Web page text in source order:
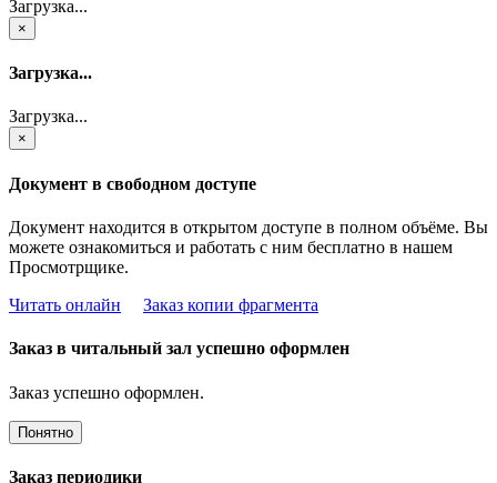
Загрузка...
×
Загрузка...
Загрузка...
×
Документ в свободном доступе
Документ находится в открытом доступе в полном объёме. Вы
можете ознакомиться и работать с ним бесплатно в нашем
Просмотрщике.
Читать онлайн
Заказ копии фрагмента
Заказ в читальный зал успешно оформлен
Заказ успешно оформлен.
Понятно
Заказ периодики